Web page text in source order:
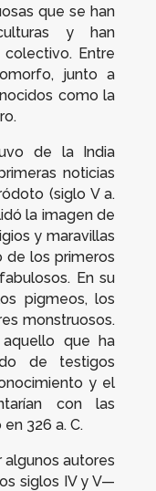
que se han
y han
Entre
junto a
como la
de la India
noticias
(siglo V a.
la imagen de
y maravillas
de los primeros
En su
pigmeos, los
monstruosos.
que ha
de testigos
y el
con las
326 a. C.
autores
siglos IV y V—